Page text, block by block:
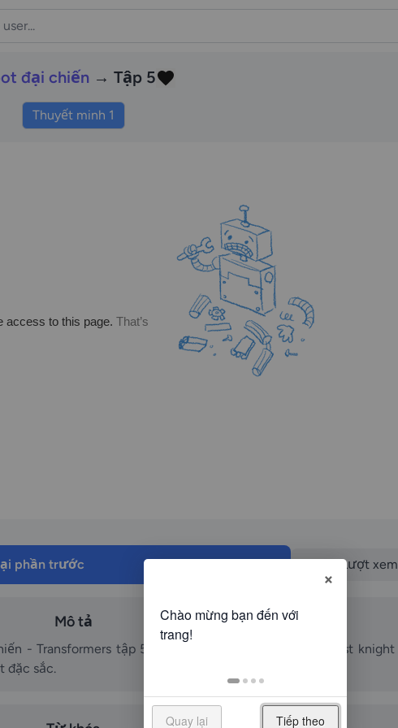
đại chiến → Tập 5
Thuyết minh 1
phần trước 10971 Lượt xem
Mô tả
- Transformers tập 5 vietsub - Kỵ sĩ cuối cùng-The last knight
đặc sắc.
×
Quay lại Tiếp theo